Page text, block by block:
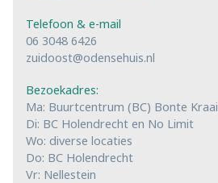
Telefoon & e-mail
06 3048 6426
zuidoost@odensehuis.nl
Bezoekadres:
Ma: Buurtcentrum (BC) Bonte Kraai
Di: BC Holendrecht en No Limit
Wo: diverse locaties
Do: BC Holendrecht
Vr: Nellestein